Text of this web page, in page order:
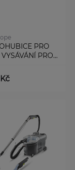
PRO
PROFI